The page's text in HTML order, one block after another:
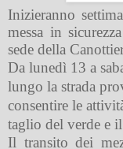
Inizieranno
messa in
sede della
Da lunedì 13 a
lungo la strada
consentire le
taglio del verde e
Il transito dei